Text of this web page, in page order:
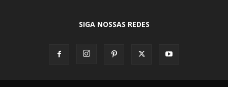
SIGA NOSSAS REDES